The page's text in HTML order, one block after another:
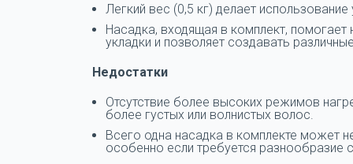
Легкий вес (0,5 кг) делает
Насадка, входящая в комплект, помогает
укладки и позволяет создавать
Недостатки
Отсутствие более высоких режимов
более густых или волнистых волос.
Всего одна насадка в комплекте может
особенно если требуется разнообразие